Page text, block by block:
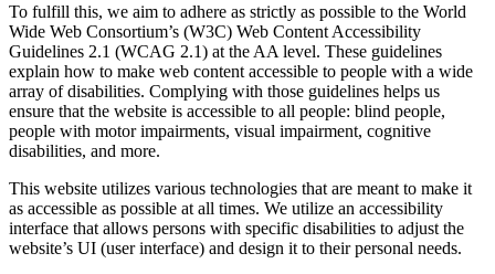
To fulfill this, we aim to adhere as strictly as possible to the World
Wide Web Consortium’s (W3C) Web Content Accessibility
Guidelines 2.1 (WCAG 2.1) at the AA level. These guidelines
explain how to make web content accessible to people with a wide
array of disabilities. Complying with those guidelines helps us
ensure that the website is accessible to all people: blind people,
people with motor impairments, visual impairment, cognitive
disabilities, and more.
This website utilizes various technologies that are meant to make it
as accessible as possible at all times. We utilize an accessibility
interface that allows persons with specific disabilities to adjust the
website’s UI (user interface) and design it to their personal needs.